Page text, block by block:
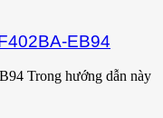
EB94
Trong hướng dẫn này